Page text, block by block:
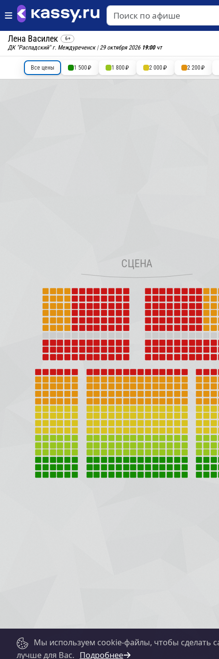
Лена Василек 6+
ДК "Распадский" г. Междуреченск|29 октября 2026 19:00чт
Все цены 1 500 1 800 2 000 2 200
Мы используем cookie-файлы, чтобы сделать
лучше для Вас. Подробнее